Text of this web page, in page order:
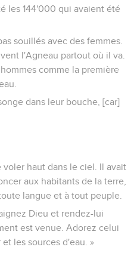
les 144'000 qui avaient été
souillés avec des femmes.
l'Agneau partout où il va.
comme la première
dans leur bouche, [car]
haut dans le ciel. Il avait
aux habitants de la terre,
langue et à tout peuple.
Dieu et rendez-lui
est venue. Adorez celui
les sources d'eau. »